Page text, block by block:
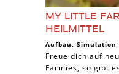
MY LITTLE
HEILMITTEL
Aufbau, Simulation
Freue dich auf
Farmies, so gibt